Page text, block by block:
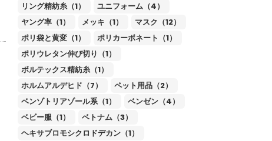
リング精紡糸（1）
ユニフォーム（4）
ヤング率（1）
メッキ（1）
マスク（12）
ポリ袋と黄変（1）
ポリカーボネート（1）
ポリウレタン伸び切り（1）
ボルテックス精紡糸（1）
ホルムアルデヒド（7）
ペット用品（2）
ベンゾトリアゾール系（1）
ベンゼン（4）
ベビー服（1）
ベトナム（3）
ヘキサブロモシクロドデカン（1）